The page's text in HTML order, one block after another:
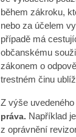
během zákroku,
nebo za účelem
případě má
občanskému
zákonem o
trestném činu
Z výše
práva. Například
z oprávnění